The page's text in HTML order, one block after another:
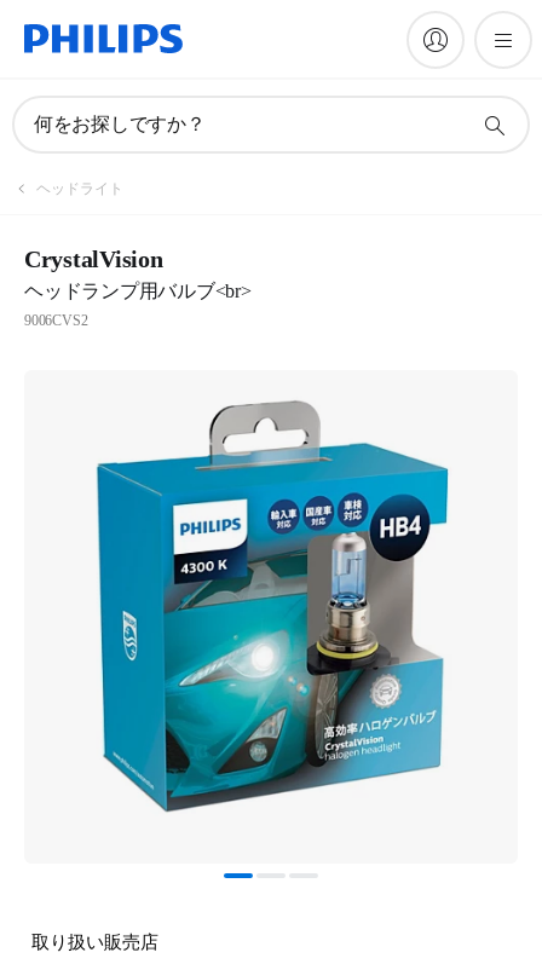
何をお探しですか？
ヘッドライト
CrystalVision
ヘッドランプ用バルブ<br>
9006CVS2
取り扱い販売店